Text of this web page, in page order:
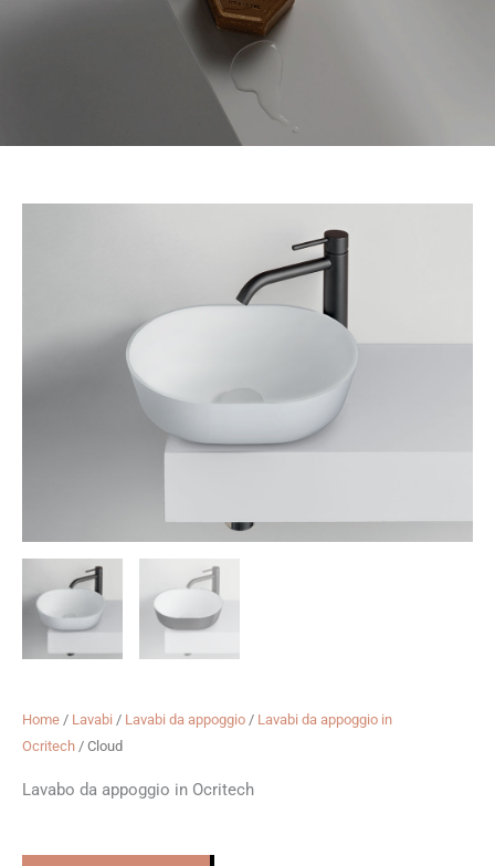
Home / Lavabi / Lavabi da appoggio / Lavabi da appoggio in
Ocritech / Cloud
Lavabo da appoggio in Ocritech